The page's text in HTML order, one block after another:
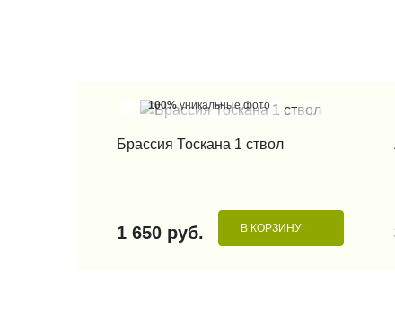
100%уникальные фото
Брассия Тоскана 1 ствол
1 650 руб. В КОРЗИНУ